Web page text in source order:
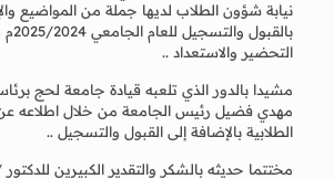
نيابة شؤون الطلاب لديها جملة من المواضيع
التحضير والاستعداد ..
مشيدا بالدور الذي تلعبه قيادة جامعة لحج
مهدي فضيل رئيس الجامعة من خلال اطلاعه عن
الطلابية بالإضافة إلى القبول والتسجيل ..
مختتما حديثه بالشكر والتقدير الكبيرين